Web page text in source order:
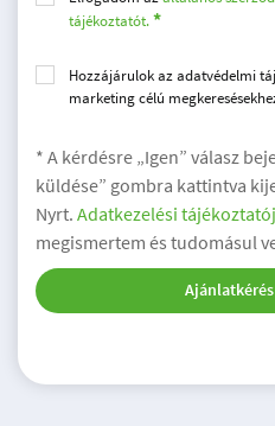
tájékoztatót.
Hozzájárulok az adatvédelmi
marketing célú
* A kérdésre „Igen” válasz
küldése” gombra kattintva
Nyrt. Adatkezelési
megismertem és tudomásul